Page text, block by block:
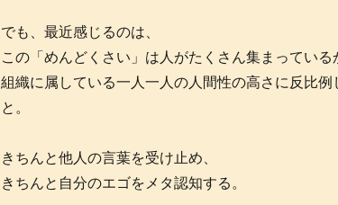
でも、最近感じるのは、
この「めんどくさい」は人がたくさん集まっている
組織に属している一人一人の人間性の高さに反比例
と。
きちんと他人の言葉を受け止め、
きちんと自分のエゴをメタ認知する。